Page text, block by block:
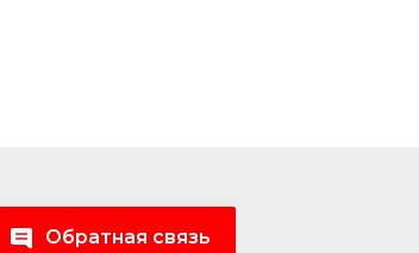
Обратная связь